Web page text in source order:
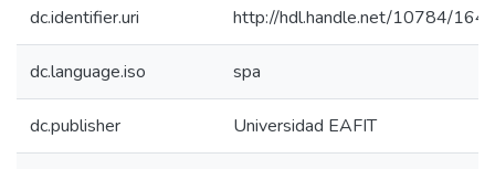
dc.identifier.uri http://hdl.handle.net/10784/
dc.language.iso spa
dc.publisher Universidad EAFIT